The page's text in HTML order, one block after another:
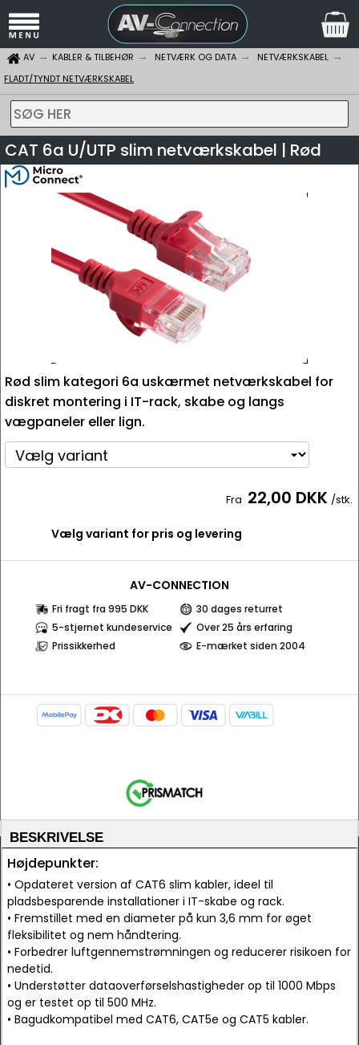
AV KABLER & TILBEHØR NETVÆRK OG DATA
NETVÆRKSKABEL
FLADT/TYNDT NETVÆRKSKABEL
SØG HER
CAT 6a U/UTP slim netværkskabel | Rød
Rød slim kategori 6a uskærmet netværkskabel for
diskret montering i IT-rack, skabe og langs
vægpaneler eller lign.
Fra 22,00 DKK /stk.
Vælg variant for pris og levering
AV-CONNECTION
Fri fragt fra 995 DKK
30 dages returret
5-stjernet kundeservice
Over 25 års erfaring
Prissikkerhed
E-mærket siden 2004
BESKRIVELSE
Højdepunkter:
• Opdateret version af CAT6 slim kabler, ideel til
pladsbesparende installationer i IT-skabe og rack.
• Fremstillet med en diameter på kun 3,6 mm for øget
fleksibilitet og nem håndtering.
• Forbedrer luftgennemstrømningen og reducerer risikoen for
nedetid.
• Understøtter dataoverførselshastigheder op til 1000 Mbps
og er testet op til 500 MHz.
• Bagudkompatibel med CAT6, CAT5e og CAT5 kabler.